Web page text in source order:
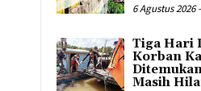
6 Agustus 2026
Tiga Hari
Korban
Masih